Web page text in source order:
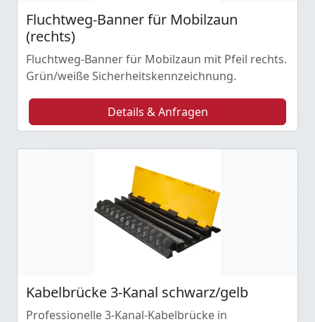
Fluchtweg-Banner für Mobilzaun
(rechts)
Fluchtweg-Banner für Mobilzaun mit Pfeil rechts.
Grün/weiße Sicherheitskennzeichnung.
Details & Anfragen
Kabelbrücke 3-Kanal schwarz/gelb
Professionelle 3-Kanal-Kabelbrücke in